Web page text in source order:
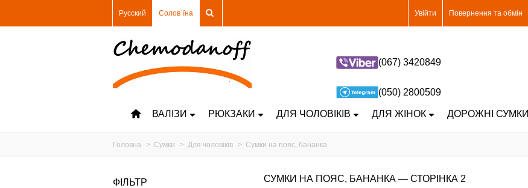
Повернення та обмін
Увійти
Русский Солов`їна
(067) 3420849
(050) 2800509
ВАЛІЗИ РЮКЗАКИ ДЛЯ ЧОЛОВІКІВ ДЛЯ ЖІНОК ДОРОЖНІ СУМКИ
Головна > Сумки > Для чоловіків > Сумки на пояс, бананка
ФІЛЬТР СУМКИ НА ПОЯС, БАНАНКА — СТОРІНКА 2